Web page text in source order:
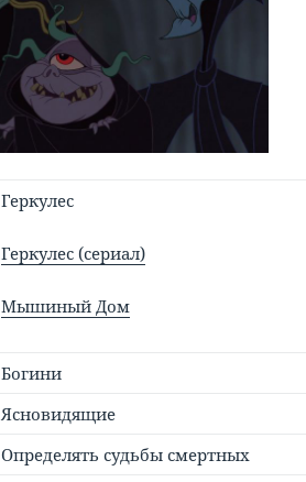
Геркулес
Геркулес (сериал)
Мышиный Дом
Богини
Ясновидящие
Определять судьбы смертных